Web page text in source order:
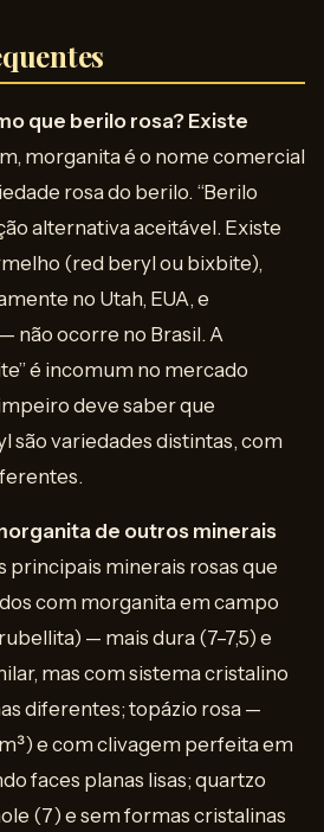
que berilo rosa? Existe
morganita é o nome comercial
rosa do berilo. “Berilo
alternativa aceitável. Existe
(red beryl ou bixbite),
no Utah, EUA, e
não ocorre no Brasil. A
é incomum no mercado
deve saber que
são variedades distintas, com
de outros minerais
principais minerais rosas que
com morganita em campo
— mais dura (7–7,5) e
mas com sistema cristalino
diferentes; topázio rosa —
e com clivagem perfeita em
faces planas lisas; quartzo
(7) e sem formas cristalinas